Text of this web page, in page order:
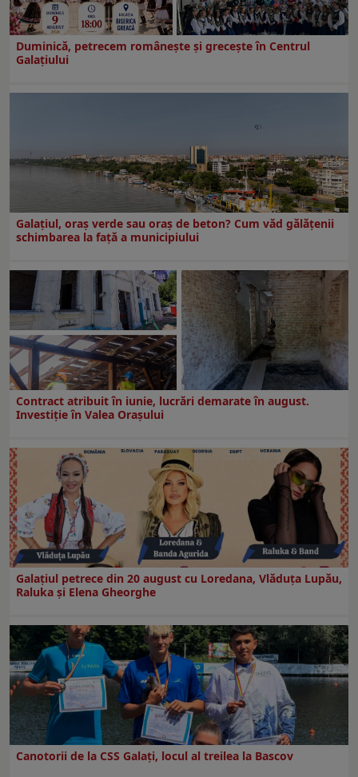
Duminică, petrecem româneşte şi greceşte în Centrul
Galaţiului
Galațiul, oraș verde sau oraș de beton? Cum văd gălățenii
schimbarea la față a municipiului
Contract atribuit în iunie, lucrări demarate în august.
Investiţie în Valea Oraşului
Galaţiul petrece din 20 august cu Loredana, Vlăduța Lupău,
Raluka și Elena Gheorghe
Canotorii de la CSS Galați, locul al treilea la Bascov